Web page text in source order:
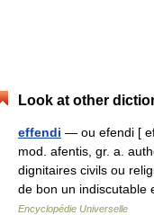
Look at other
effendi — ou efendi [
mod. afentis, gr. a.
dignitaires civils ou
de bon un
Encyclopédie Universelle